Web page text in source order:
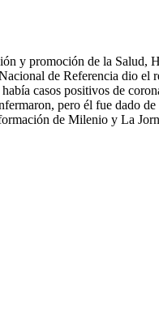
y promoción de la Salud,
de Referencia dio
casos positivos de
pero él fue dado de
de Milenio y La